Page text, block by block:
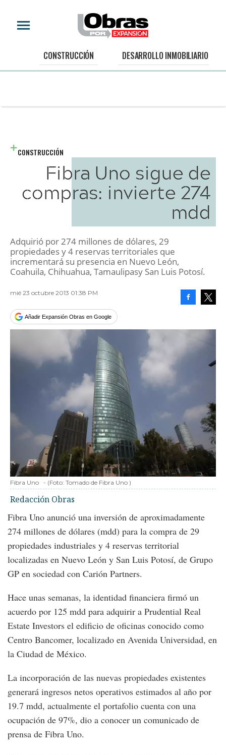
CONSTRUCCIÓN DESARROLLO INMOBILIARIO
CONSTRUCCIÓN
Fibra Uno sigue de
compras: invierte 274
mdd
Adquirió por 274 millones de dólares, 29
propiedades y 4 reservas territoriales que
incrementará su presencia en Nuevo León,
Coahuila, Chihuahua, Tamaulipasy San Luis Potosí.
mié 23 octubre 2013 01:38 PM
Añadir Expansión Obras en Google
Fibra Uno - (Foto: Tomado de Fibra Uno )
Redacción Obras
Fibra Uno anunció una inversión de aproximadamente
274 millones de dólares (mdd) para la compra de 29
propiedades industriales y 4 reservas territorial
localizadas en Nuevo León y San Luis Potosí, de Grupo
GP en sociedad con Carión Partners.
Hace unas semanas, la identidad financiera firmó un
acuerdo por 125 mdd para adquirir a Prudential Real
Estate Investors el edificio de oficinas conocido como
Centro Bancomer, localizado en Avenida Universidad, en
la Ciudad de México.
La incorporación de las nuevas propiedades existentes
generará ingresos netos operativos estimados al año por
19.7 mdd, actualmente el portafolio cuenta con una
ocupación de 97%, dio a conocer un comunicado de
prensa de Fibra Uno.